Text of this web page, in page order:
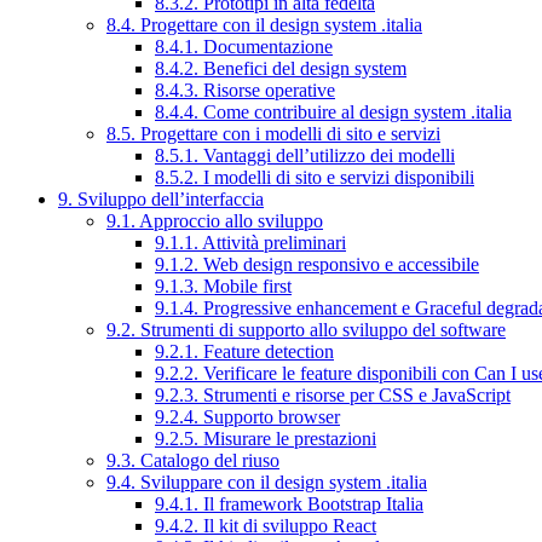
8.4. Progettare con il design system .italia
8.4.1. Documentazione
8.4.2. Benefici del design system
8.4.3. Risorse operative
8.4.4. Come contribuire al design system .italia
8.5. Progettare con i modelli di sito e servizi
8.5.1. Vantaggi dell’utilizzo dei modelli
8.5.2. I modelli di sito e servizi disponibili
9. Sviluppo dell’interfaccia
9.1. Approccio allo sviluppo
9.1.1. Attività preliminari
9.1.2. Web design responsivo e accessibile
9.1.3. Mobile first
9.1.4. Progressive enhancement e Graceful
9.2. Strumenti di supporto allo sviluppo del software
9.2.1. Feature detection
9.2.2. Verificare le feature disponibili con Can I
9.2.3. Strumenti e risorse per CSS e JavaScript
9.2.4. Supporto browser
9.2.5. Misurare le prestazioni
9.3. Catalogo del riuso
9.4. Sviluppare con il design system .italia
9.4.1. Il framework Bootstrap Italia
9.4.2. Il kit di sviluppo React